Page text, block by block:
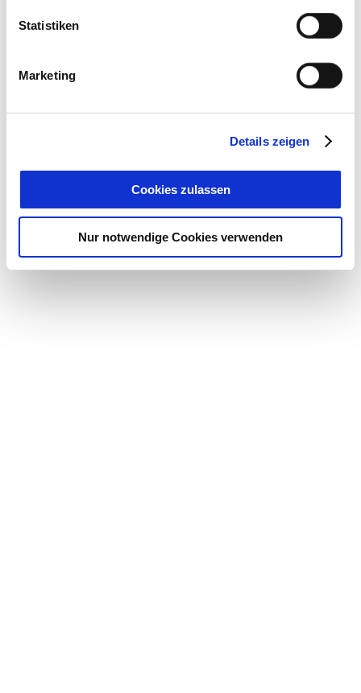
Statistiken
Marketing
Details zeigen
Cookies zulassen
Nur notwendige Cookies verwenden